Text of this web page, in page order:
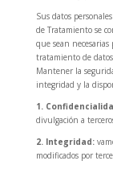
Sus datos
de Tratamiento se
que sean
tratamiento de
Mantener la
integridad y la
1.
divulgación a
2. Integridad:
modificados por